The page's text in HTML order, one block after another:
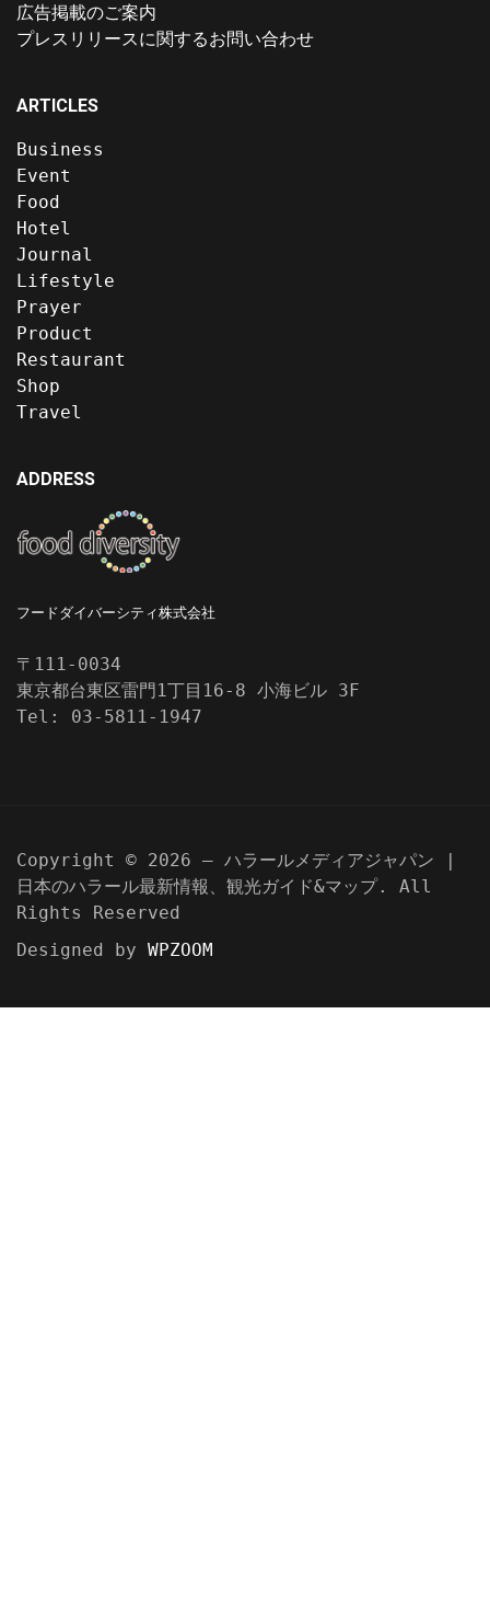
広告掲載のご案内
プレスリリースに関するお問い合わせ
ARTICLES
Business
Event
Food
Hotel
Journal
Lifestyle
Prayer
Product
Restaurant
Shop
Travel
ADDRESS
フードダイバーシティ株式会社
〒111-0034
東京都台東区雷門1丁目16-8 小海ビル 3F
Tel: 03-5811-1947
Copyright © 2026 — ハラールメディアジャパン |
日本のハラール最新情報、観光ガイド&マップ. All
Rights Reserved
Designed by WPZOOM